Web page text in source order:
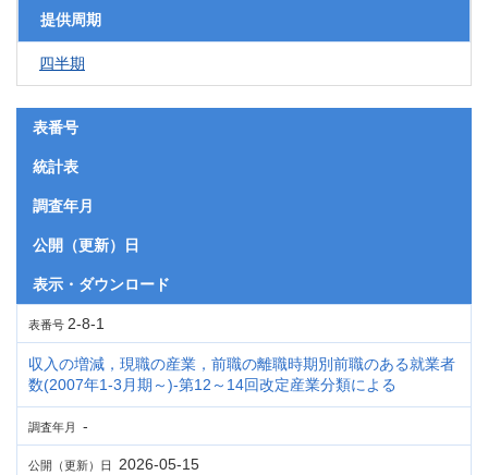
提供周期
四半期
表番号
統計表
調査年月
公開（更新）日
表示・ダウンロード
表番号 2-8-1
収入の増減，現職の産業，前職の離職時期別前職のある就業者
数(2007年1-3月期～)-第12～14回改定産業分類による
調査年月 -
公開（更新）日 2026-05-15